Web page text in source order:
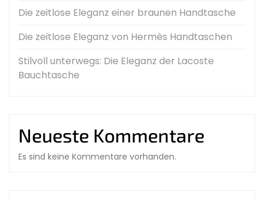
Die zeitlose Eleganz einer braunen Handtasche
Die zeitlose Eleganz von Hermès Handtaschen
Stilvoll unterwegs: Die Eleganz der Lacoste
Bauchtasche
Neueste Kommentare
Es sind keine Kommentare vorhanden.